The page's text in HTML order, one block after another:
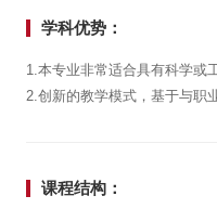
学科优势：
1.本专业非常适合具有科学或
2.创新的教学模式，基于与职
课程结构：